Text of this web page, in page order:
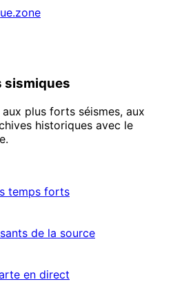
sismiques
plus forts séismes, aux
historiques avec le
temps forts
de la source
en direct